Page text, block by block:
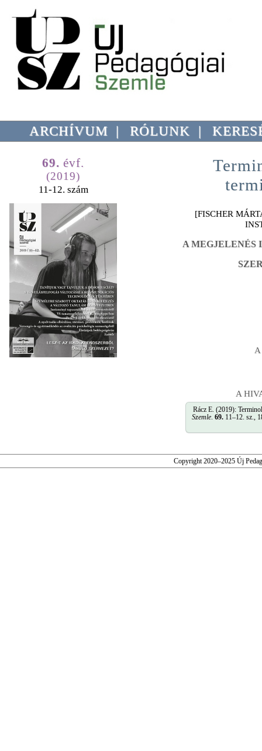
ARCHÍVUM | RÓLUNK |
69. évf.
(2019)
11-12. szám
[FISCHER
A MEGJELENÉS
A
Rácz E. (2019):
Szemle.69. 11–12. sz.,
Copyright 2020–2025 Új